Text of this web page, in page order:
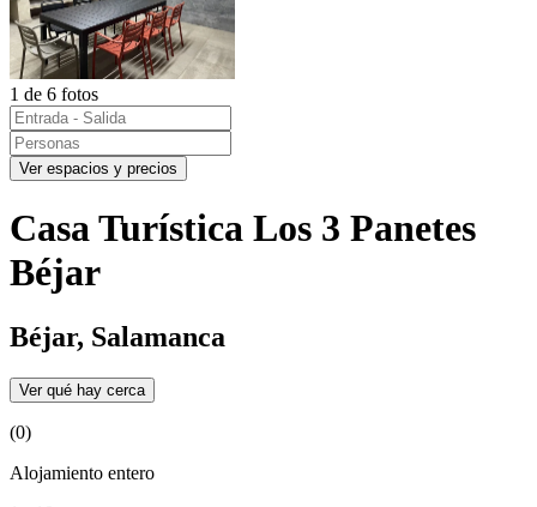
1 de 6 fotos
Ver espacios y precios
Casa Turística Los 3 Panetes
Béjar
Béjar, Salamanca
Ver qué hay cerca
(0)
Alojamiento entero